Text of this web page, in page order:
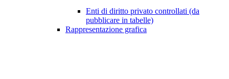
Enti di diritto privato controllati (da
pubblicare in tabelle)
Rappresentazione grafica